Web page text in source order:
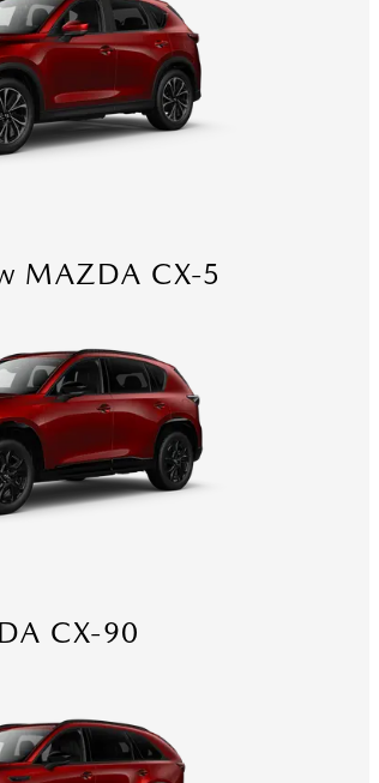
MAZDA CX-5
CX-90